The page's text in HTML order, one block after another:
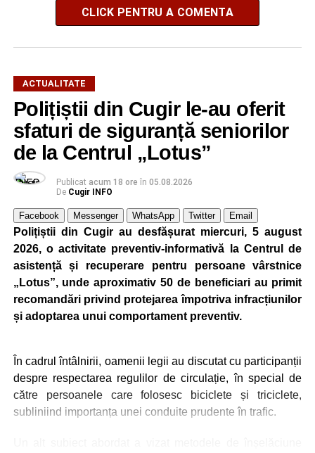
CLICK PENTRU A COMENTA
ACTUALITATE
Polițiștii din Cugir le-au oferit
sfaturi de siguranță seniorilor
de la Centrul „Lotus”
Publicat acum 18 ore în 05.08.2026
De Cugir INFO
Facebook Messenger WhatsApp Twitter Email
Polițiștii din Cugir au desfășurat miercuri, 5 august
2026, o activitate preventiv-informativă la Centrul de
asistență și recuperare pentru persoane vârstnice
„Lotus”, unde aproximativ 50 de beneficiari au primit
recomandări privind protejarea împotriva infracțiunilor
și adoptarea unui comportament preventiv.
În cadrul întâlnirii, oamenii legii au discutat cu participanții
despre respectarea regulilor de circulație, în special de
către persoanele care folosesc biciclete și triciclete,
subliniind importanța unei conduite prudente în trafic.